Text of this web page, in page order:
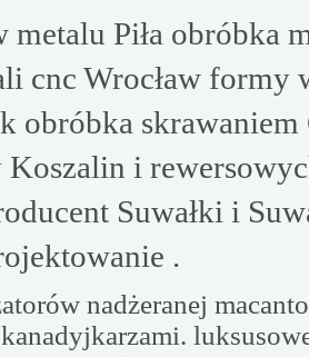
metalu Piła obróbka
cnc Wrocław formy
obróbka
Koszalin i
Suwałki i
.
nadżeranej